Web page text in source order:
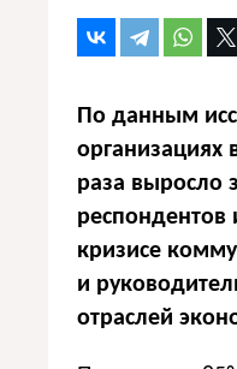
По данным
организациях
раза выросло
респондентов
кризисе
и
отраслей